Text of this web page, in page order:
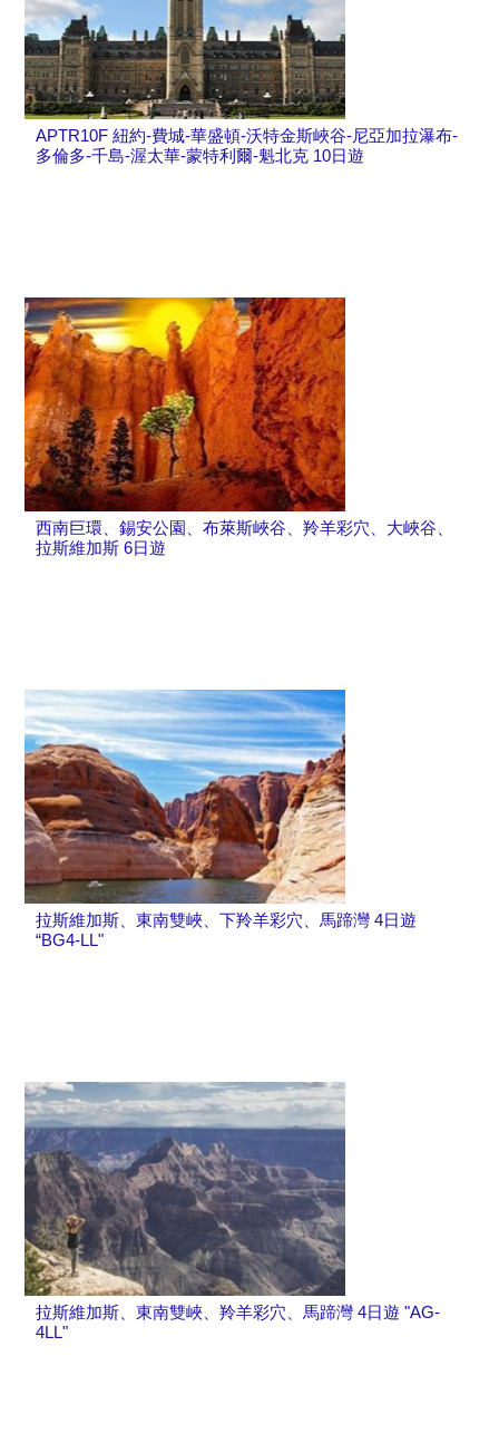
APTR10F 紐約-費城-華盛頓-沃特金斯峽谷-尼亞加拉瀑布-
多倫多-千島-渥太華-蒙特利爾-魁北克 10日遊
西南巨環、錫安公園、布萊斯峽谷、羚羊彩穴、大峽谷、
拉斯維加斯 6日遊
拉斯維加斯、東南雙峽、下羚羊彩穴、馬蹄灣 4日遊
“BG4-LL"
拉斯維加斯、東南雙峽、羚羊彩穴、馬蹄灣 4日遊 "AG-
4LL"